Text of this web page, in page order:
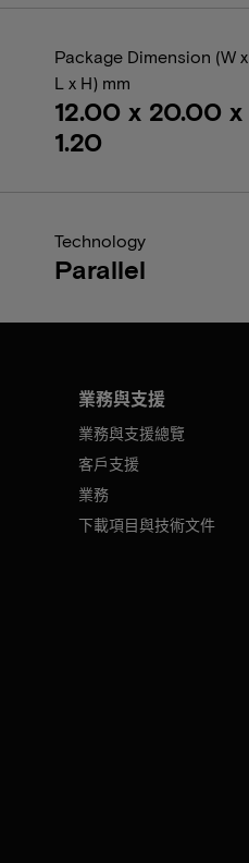
Package Dimension (W x
L x H) mm
12.00 x 20.00 x
1.20
Technology
Parallel
業務與支援
業務與支援總覽
客戶支援
業務
下載項目與技術文件